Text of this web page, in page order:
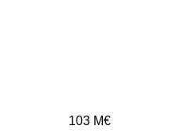
103 M€